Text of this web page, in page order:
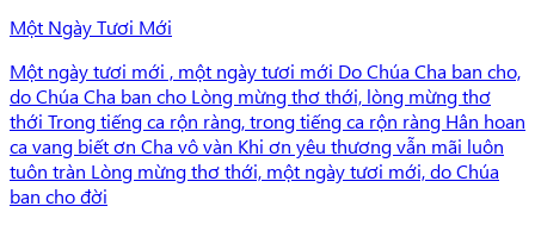
Một Ngày Tươi Mới
Một ngày tươi mới , một ngày tươi mới Do Chúa Cha ban cho,
do Chúa Cha ban cho Lòng mừng thơ thới, lòng mừng thơ
thới Trong tiếng ca rộn ràng, trong tiếng ca rộn ràng Hân hoan
ca vang biết ơn Cha vô vàn Khi ơn yêu thương vẫn mãi luôn
tuôn tràn Lòng mừng thơ thới, một ngày tươi mới, do Chúa
ban cho đời